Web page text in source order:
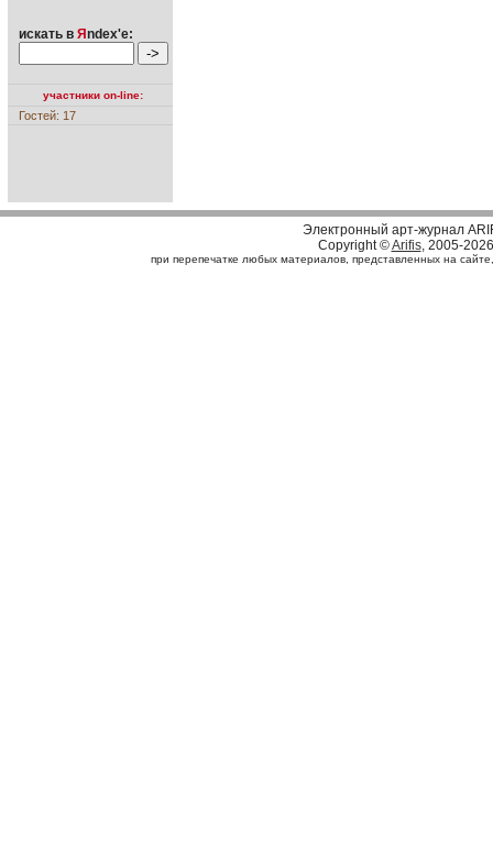
искать в Я ndex'е:
участники on-line:
Гостей: 17
Электронный арт-журнал
Copyright ©Arifis, 2005-2026
при перепечатке любых материалов, представленных на